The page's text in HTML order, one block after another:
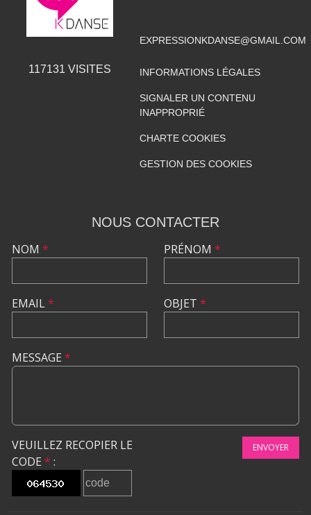
117131 VISITES
EXPRESSIONKDANSE@GMAIL.COM
INFORMATIONS LÉGALES
SIGNALER UN CONTENU
INAPPROPRIÉ
CHARTE COOKIES
GESTION DES COOKIES
NOUS CONTACTER
NOM *
EMAIL*
PRÉNOM *
OBJET *
MESSAGE *
VEUILLEZ RECOPIER LE
CODE * :
ENVOYER